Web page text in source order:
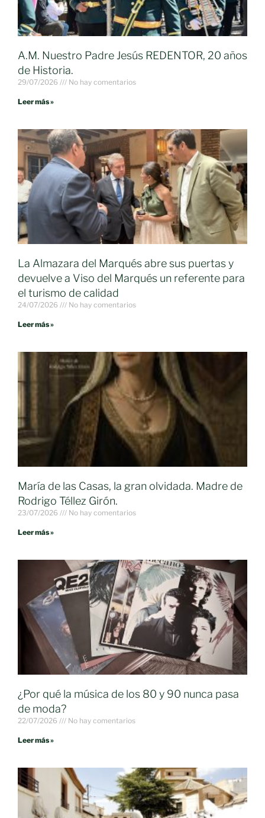
A.M. Nuestro Padre Jesús REDENTOR, 20 años
de Historia.
29/07/2026 No hay comentarios
Leer más »
La Almazara del Marqués abre sus puertas y
devuelve a Viso del Marqués un referente para
el turismo de calidad
24/07/2026 No hay comentarios
Leer más »
María de las Casas, la gran olvidada. Madre de
Rodrigo Téllez Girón.
23/07/2026 No hay comentarios
Leer más »
¿Por qué la música de los 80 y 90 nunca pasa
de moda?
22/07/2026 No hay comentarios
Leer más »